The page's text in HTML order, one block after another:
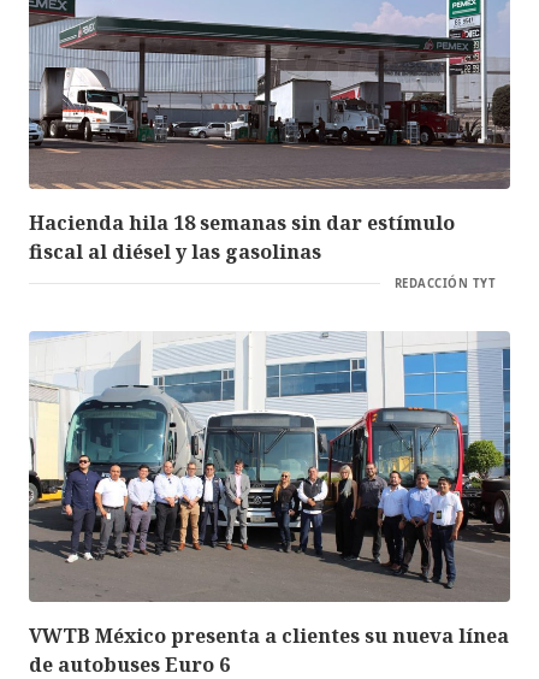
Hacienda hila 18 semanas sin dar estímulo
fiscal al diésel y las gasolinas
REDACCIÓN TYT
VWTB México presenta a clientes su nueva línea
de autobuses Euro 6